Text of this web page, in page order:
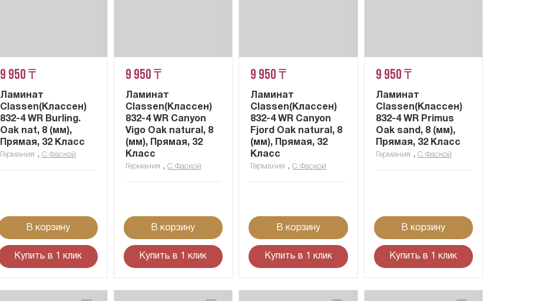
9 950 ₸
Ламинат
Classen(Классен)
832-4 WR Burling.
Oak nat, 8 (мм),
Прямая, 32 Класс
Германия ,С Фаской
В корзину
Купить в 1 клик
9 950 ₸
Ламинат
Classen(Классен)
832-4 WR Canyon
Vigo Oak natural, 8
(мм), Прямая, 32
Класс
Германия , С Фаской
В корзину
Купить в 1 клик
9 950 ₸
Ламинат
Classen(Классен)
832-4 WR Canyon
Fjord Oak natural, 8
(мм), Прямая, 32
Класс
Германия ,С Фаской
В корзину
Купить в 1 клик
9 950 ₸
Ламинат
Classen(Классен)
832-4 WR Primus
Oak sand, 8 (мм),
Прямая, 32 Класс
Германия , С Фаской
В корзину
Купить в 1 клик